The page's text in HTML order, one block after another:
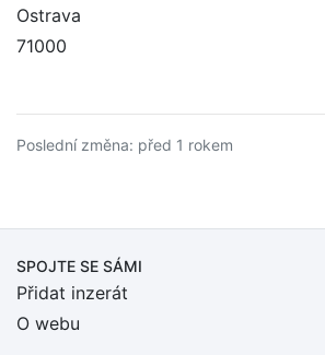
Ostrava
71000
Poslední změna: před 1 rokem
SPOJTE SE SÁMI
Přidat inzerát
O webu